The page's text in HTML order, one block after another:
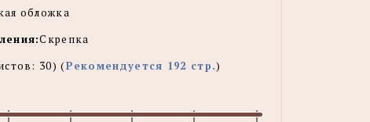
обложка
Скрепка
30) (Рекомендуется 192 стр.)